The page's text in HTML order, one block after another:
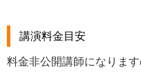
講演料金目安
料金非公開講師になりま